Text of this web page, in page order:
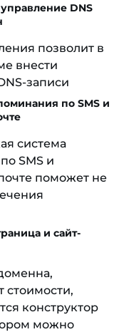
DNS
позволит в
внести
записи
по SMS и
система
SMS и
поможет не
и сайт-
стоимости,
конструктор
можно